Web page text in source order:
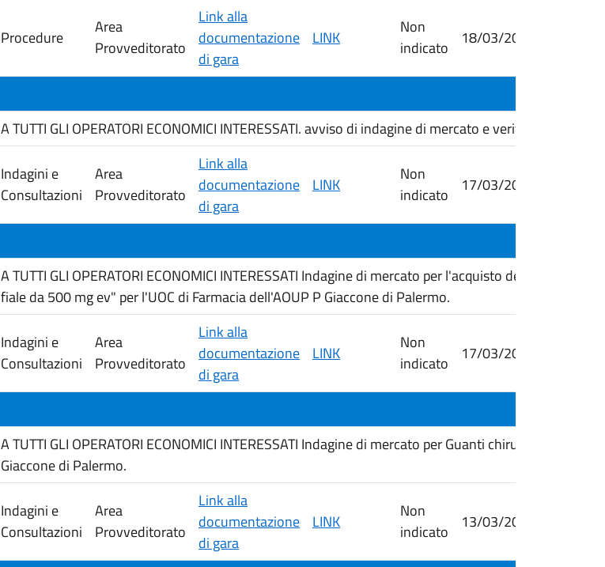
Procedure
Area
Provveditorato
Link alla
documentazione
di gara
LINK
Non
indicato
18/03/2026
A TUTTI GLI OPERATORI ECONOMICI INTERESSATI. avviso di indagine di mercato e verifica
Indagini e
Consultazioni
Area
Provveditorato
Link alla
documentazione
di gara
LINK
Non
indicato
17/03/2026
A TUTTI GLI OPERATORI ECONOMICI INTERESSATI Indagine di mercato per l'acquisto del principio
fiale da 500 mg ev" per l'UOC di Farmacia dell'AOUP P Giaccone di Palermo.
Indagini e
Consultazioni
Area
Provveditorato
Link alla
documentazione
di gara
LINK
Non
indicato
17/03/2026
A TUTTI GLI OPERATORI ECONOMICI INTERESSATI Indagine di mercato per Guanti chirurgici e non
Giaccone di Palermo.
Indagini e
Consultazioni
Area
Provveditorato
Link alla
documentazione
di gara
LINK
Non
indicato
13/03/2026